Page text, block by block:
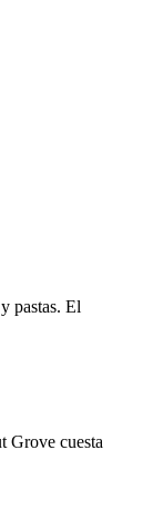
pastas. El
Grove cuesta